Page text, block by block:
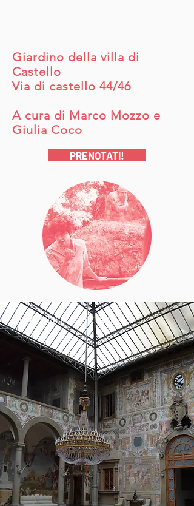
Giardino della villa di
Castello
Via di castello 44/46
A cura di Marco Mozzo e
Giulia Coco
PRENOTATI!
VILLA MEDICEA LA PETRAIA